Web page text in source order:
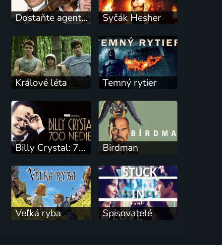
Dostaňte agenta Smarta! Syčák Hesher
Králové léta Temný rytier
Billy Crystal: 700 nedělí Birdman
Veľká ryba Spisovatelé